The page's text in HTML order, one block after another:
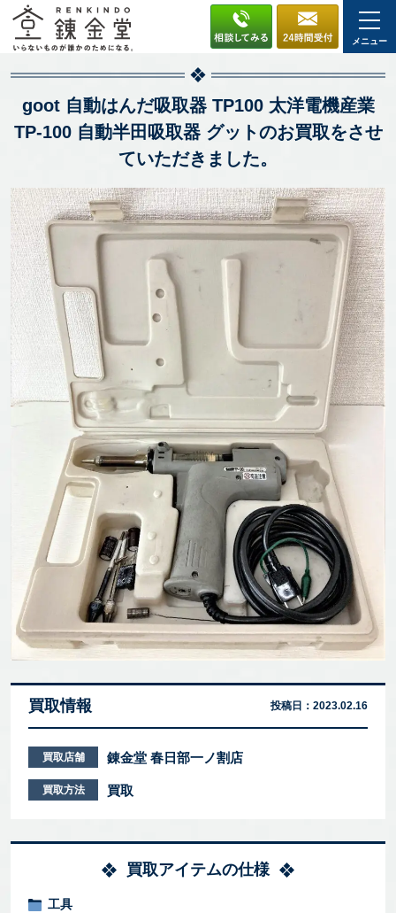
メニュー
goot 自動はんだ吸取器 TP100 太洋電機産業
TP-100 自動半田吸取器 グットのお買取をさせ
ていただきました。
買取情報 投稿日： 2023.02.16
買取店舗 錬金堂 春日部一ノ割店
買取方法 買取
買取アイテムの仕様
工具